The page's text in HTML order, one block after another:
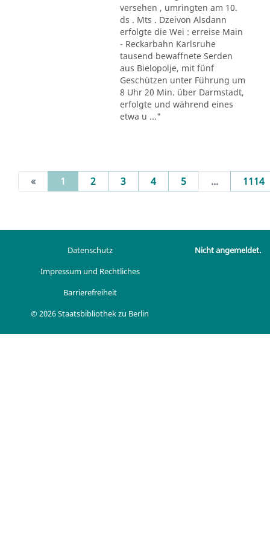
versehen , umringten am 10.
ds . Mts . Dzeivon Alsdann
erfolgte die Wei : erreise Main
- Reckarbahn Karlsruhe
tausend bewaffnete Serden
aus Bielopolje, mit fünf
Geschützen unter Führung um
8 Uhr 20 Min. über Darmstadt,
erfolgte und während eines
etwa u ..."
« 1 (current)
2 3 4 5 ... 1114
Datenschutz
Impressum und Rechtliches
Barrierefreiheit
© 2026 Staatsbibliothek zu Berlin
Nicht angemeldet.